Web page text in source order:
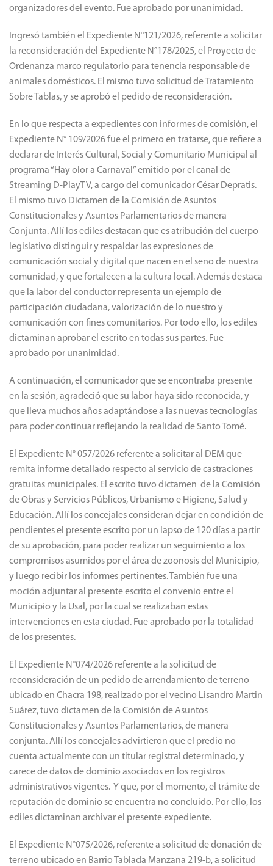
organizadores del evento. Fue aprobado por unanimidad.
Ingresó también el Expediente N°121/2026, referente a solicitar
la reconsideración del Expediente N°178/2025, el Proyecto de
Ordenanza marco regulatorio para tenencia responsable de
animales domésticos. El mismo tuvo solicitud de Tratamiento
Sobre Tablas, y se aprobó el pedido de reconsideración.
En lo que respecta a expedientes con informes de comisión, el
Expediente N° 109/2026 fue el primero en tratarse, que refiere a
declarar de Interés Cultural, Social y Comunitario Municipal al
programa “Hay olor a Carnaval” emitido por el canal de
Streaming D-PlayTV, a cargo del comunicador César Depratis.
El mismo tuvo Dictamen de la Comisión de Asuntos
Constitucionales y Asuntos Parlamentarios de manera
Conjunta. Allí los ediles destacan que es atribución del cuerpo
legislativo distinguir y respaldar las expresiones de
comunicación social y digital que nacen en el seno de nuestra
comunidad, y que fortalecen a la cultura local. Además destaca
que la labor del conductor representa un ejemplo de
participación ciudadana, valorización de lo nuestro y
comunicación con fines comunitarios. Por todo ello, los ediles
dictaminan aprobar el escrito en todas sus partes. Fue
aprobado por unanimidad.
A continuación, el comunicador que se encontraba presente
en la sesión, agradeció que su labor haya sido reconocida, y
que lleva muchos años adaptándose a las nuevas tecnologías
para poder continuar reflejando la realidad de Santo Tomé.
El Expediente N° 057/2026 referente a solicitar al DEM que
remita informe detallado respecto al servicio de castraciones
gratuitas municipales. El escrito tuvo dictamen de la Comisión
de Obras y Servicios Públicos, Urbanismo e Higiene, Salud y
Educación. Allí los concejales consideran dejar en condición de
pendientes el presente escrito por un lapso de 120 días a partir
de su aprobación, para poder realizar un seguimiento a los
compromisos asumidos por el área de zoonosis del Municipio,
y luego recibir los informes pertinentes. También fue una
moción adjuntar al presente escrito el convenio entre el
Municipio y la Usal, por la cual se realizaban estas
intervenciones en esta ciudad. Fue aprobado por la totalidad
de los presentes.
El Expediente N°074/2026 referente a la solicitud de
reconsideración de un pedido de arrendamiento de terreno
ubicado en Chacra 198, realizado por el vecino Lisandro Martin
Suárez, tuvo dictamen de la Comisión de Asuntos
Constitucionales y Asuntos Parlamentarios, de manera
conjunta. Allí los concejales advirtieron que el predio no
cuenta actualmente con un titular registral determinado, y
carece de datos de dominio asociados en los registros
administrativos vigentes. Y que, por el momento, el trámite de
reputación de dominio se encuentra no concluido. Por ello, los
ediles dictaminan archivar el presente expediente.
El Expediente N°075/2026, referente a solicitud de donación de
terreno ubicado en Barrio Tablada Manzana 219-b, a solicitud